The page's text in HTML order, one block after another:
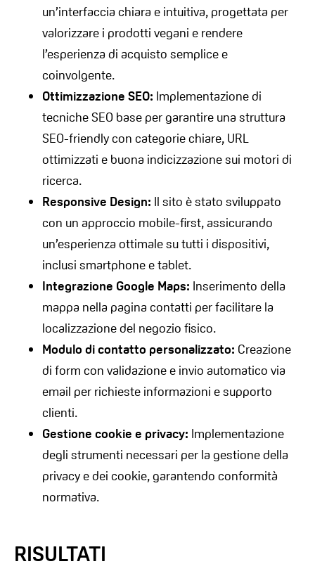
un’interfaccia chiara e intuitiva, progettata per
valorizzare i prodotti vegani e rendere
l’esperienza di acquisto semplice e
coinvolgente.
Ottimizzazione SEO: Implementazione di
tecniche SEO base per garantire una struttura
SEO-friendly con categorie chiare, URL
ottimizzati e buona indicizzazione sui motori di
ricerca.
Responsive Design: Il sito è stato sviluppato
con un approccio mobile-first, assicurando
un’esperienza ottimale su tutti i dispositivi,
inclusi smartphone e tablet.
Integrazione Google Maps: Inserimento della
mappa nella pagina contatti per facilitare la
localizzazione del negozio fisico.
Modulo di contatto personalizzato: Creazione
di form con validazione e invio automatico via
email per richieste informazioni e supporto
clienti.
Gestione cookie e privacy: Implementazione
degli strumenti necessari per la gestione della
privacy e dei cookie, garantendo conformità
normativa.
RISULTATI